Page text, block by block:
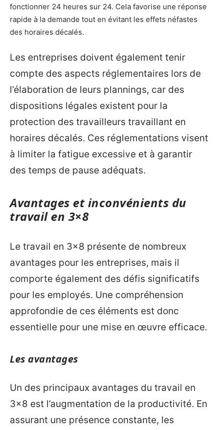
fonctionner 24 heures sur 24. Cela favorise une réponse
rapide à la demande tout en évitant les effets néfastes
des horaires décalés.
Les entreprises doivent également tenir
compte des aspects réglementaires lors de
l’élaboration de leurs plannings, car des
dispositions légales existent pour la
protection des travailleurs travaillant en
horaires décalés. Ces réglementations visent
à limiter la fatigue excessive et à garantir
des temps de pause adéquats.
Avantages et inconvénients du
travail en 3×8
Le travail en 3×8 présente de nombreux
avantages pour les entreprises, mais il
comporte également des défis significatifs
pour les employés. Une compréhension
approfondie de ces éléments est donc
essentielle pour une mise en œuvre efficace.
Les avantages
Un des principaux avantages du travail en
3×8 est l’augmentation de la productivité. En
assurant une présence constante, les